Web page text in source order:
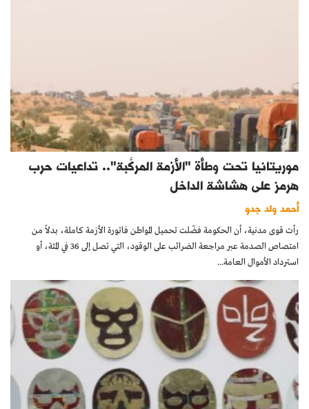
موريتانيا تحت وطأة "الأزمة المركَّبة".. تداعيات حرب
هرمز على هشاشة الداخل
أحمد ولد جدو
رأت قوى مدنية، أن الحكومة فضّلت تحميل المواطن فاتورة الأزمة كاملة، بدلاً من
امتصاص الصدمة عبر مراجعة الضرائب على الوقود، التي تصل إلى 36 في المئة، أو
استرداد الأموال العامة...